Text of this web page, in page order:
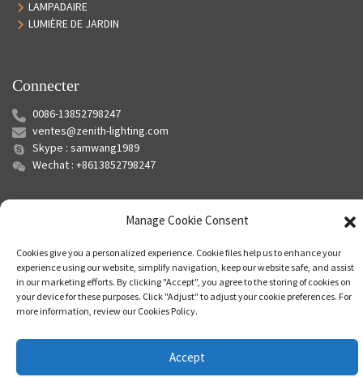
LAMPADAIRE
LUMIÈRE DE JARDIN
Connecter
0086-13852798247
ventes@zenith-lighting.com
Skype : samwang1989
Wechat : +8613852798247
© Copyright - 2010-2024 : Tous droits réservés.Plan du site-Plan du
siteTrans-Recherche principale
Manage Cookie Consent
Cookies give you a personalized experience. Cookie files help us to enhance your
experience using our website, simplify navigation, keep our website safe, and assist
in our marketing efforts. By clicking "Accept", you agree to the storing of cookies on
your device for these purposes. Click "Adjust" to adjust your cookie preferences. For
more information, review our Cookies Policy.
Accept